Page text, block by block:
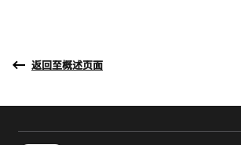
返回至概述页面